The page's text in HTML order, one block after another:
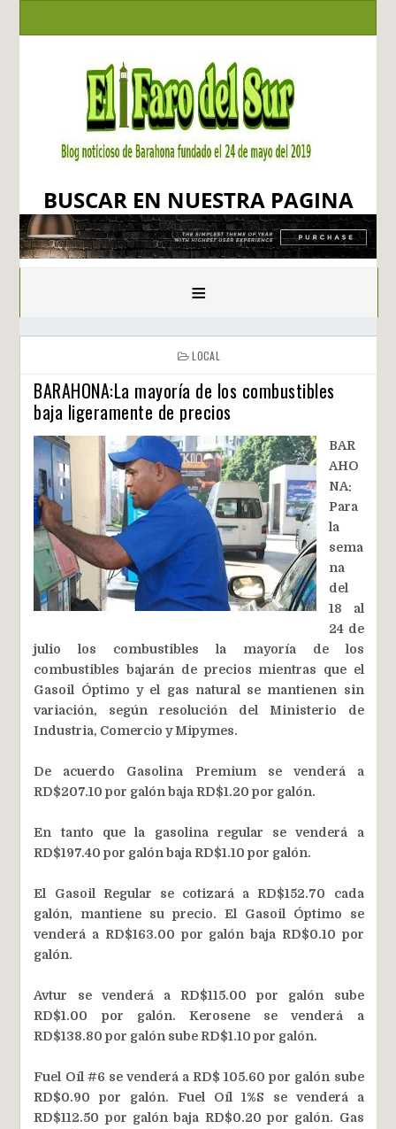
BUSCAR EN NUESTRA PAGINA
≡
LOCAL
BARAHONA:La mayoría de los combustibles
baja ligeramente de precios
BAR
AHO
NA:
Para
la
sema
na
del
18 al
24 de
julio los combustibles la mayoría de los
combustibles bajarán de precios mientras que el
Gasoil Óptimo y el gas natural se mantienen sin
variación, según resolución del Ministerio de
Industria, Comercio y Mipymes.
De acuerdo Gasolina Premium se venderá a
RD$207.10 por galón baja RD$1.20 por galón.
En tanto que la gasolina regular se venderá a
RD$197.40 por galón baja RD$1.10 por galón.
El Gasoil Regular se cotizará a RD$152.70 cada
galón, mantiene su precio. El Gasoil Óptimo se
venderá a RD$163.00 por galón baja RD$0.10 por
galón.
Avtur se venderá a RD$115.00 por galón sube
RD$1.00 por galón. Kerosene se venderá a
RD$138.80 por galón sube RD$1.10 por galón.
Fuel Oíl #6 se venderá a RD$ 105.60 por galón sube
RD$0.90 por galón. Fuel Oíl 1%S se venderá a
RD$112.50 por galón baja RD$0.20 por galón. Gas